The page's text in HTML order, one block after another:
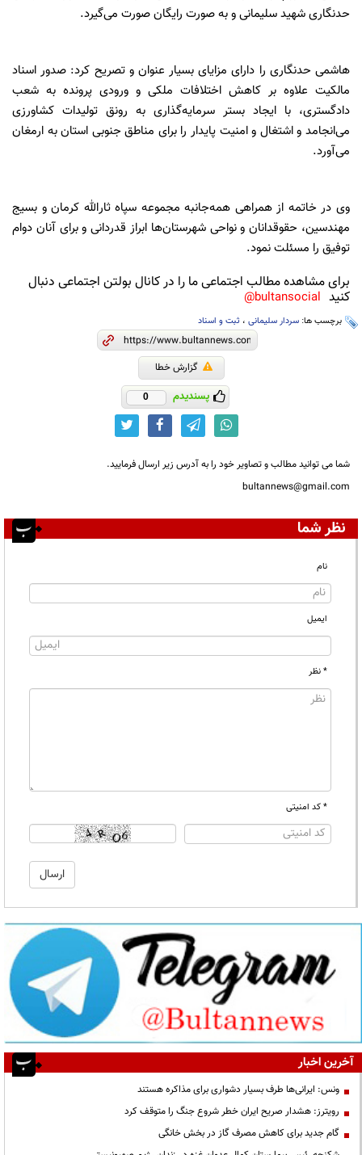
حدنگاری شهید سلیمانی و به صورت رایگان صورت می‌گیرد.
هاشمی حدنگاری را دارای مزایای بسیار عنوان و تصریح کرد: صدور اسناد
مالکیت علاوه بر کاهش اختلافات ملکی و ورودی پرونده به شعب
دادگستری، با ایجاد بستر سرمایه‌گذاری به رونق تولیدات کشاورزی
می‌انجامد و اشتغال و امنیت پایدار را برای مناطق جنوبی استان به ارمغان
می‌آورد.
وی در خاتمه از همراهی همه‌جانبه مجموعه سپاه ثارالله کرمان و بسیج
مهندسین، حقوقدانان و نواحی شهرستان‌ها ابراز قدردانی و برای آنان دوام
توفیق را مسئلت نمود.
برای مشاهده مطالب اجتماعی ما را در کانال بولتن اجتماعی دنبال
کنید bultansocial@
برچسب ها: سردار سلیمانی ، ثبت و اسناد
گزارش خطا
پسندیدم 0
شما می توانید مطالب و تصاویر خود را به آدرس زیر ارسال فرمایید.
bultannews@gmail.com
نظر شما
نام
ایمیل
* نظر
* کد امنیتی
آخرین اخبار
ونس: ایرانی‌ها طرف بسیار دشواری برای مذاکره هستند
رویترز: هشدار صریح ایران خطر شروع جنگ را متوقف کرد
گام جدید برای کاهش مصرف گاز در بخش خانگی